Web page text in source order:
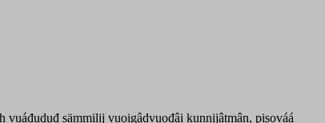
vuáđuduđ sämmilij vuoigâdvuođâi kunnijâtmân, pisováá